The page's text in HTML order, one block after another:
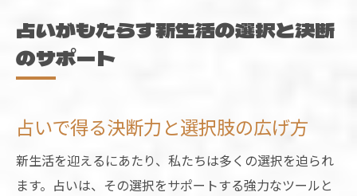
占いがもたらす新生活の選択と決断
のサポート
占いで得る決断力と選択肢の広げ方
新生活を迎えるにあたり、私たちは多くの選択を迫られ
ます。占いは、その選択をサポートする強力なツールと